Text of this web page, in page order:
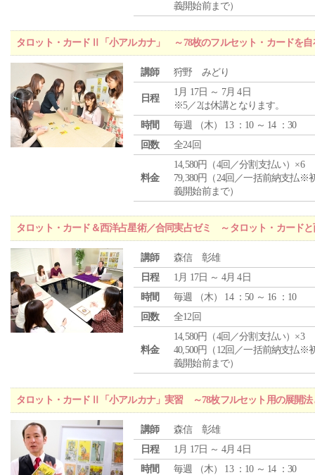
義開始前まで）
タロット・カードⅡ「小アルカナ」 ～78枚のフルセット・カードを自
講師 狩野 みどり
日程
1月 17日 ～ 7月 4日
※5／2は休講となります。
時間
毎週 （木） 13 ：10 ～ 14 ：30
回数
全24回
料金
14,580円（4回／分割支払い）×6
79,380円（24回／一括前納支払※
義開始前まで）
タロット・カード＆西洋占星術／合同実占ゼミ ～タロット・カード
講師
森信 彰雄
日程
1月 17日 ～ 4月 4日
時間
毎週 （木） 14 ：50 ～ 16 ：10
回数
全12回
料金
14,580円（4回／分割支払い）×3
40,500円（12回／一括前納支払※
義開始前まで）
タロット・カードⅡ「小アルカナ」実習 ～78枚フルセット用の展開法
講師
森信 彰雄
日程
1月 17日 ～ 4月 4日
時間
毎週 （木） 13 ：10 ～ 14 ：30